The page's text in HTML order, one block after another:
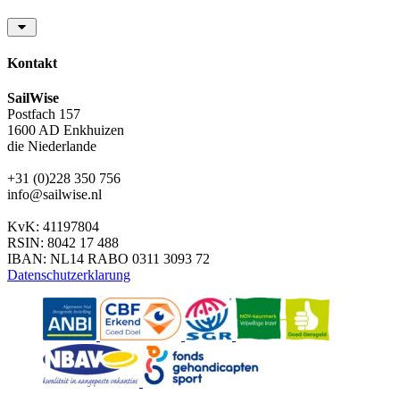
Kontakt
SailWise
Postfach 157
1600 AD Enkhuizen
die Niederlande
+31 (0)228 350 756
info@sailwise.nl
KvK: 41197804
RSIN: 8042 17 488
IBAN: NL14 RABO 0311 3093 72
Datenschutzerklarung